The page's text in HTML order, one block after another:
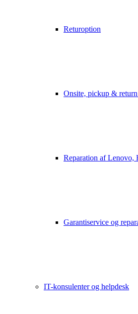
Returoption
Onsite, pickup &
Reparation af Lenovo,
Garantiservice og
IT-konsulenter og helpdesk